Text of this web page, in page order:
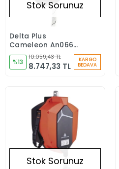
Stokta Yok
Stok Sorunuz
Delta Plus
Cameleon An066
Kayan Halat Tutucu
%13
10.059,43 TL
8.747,33 TL
KARGO
BEDAVA
Stok Sorunuz